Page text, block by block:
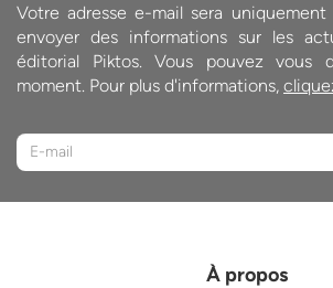
Votre adresse e-mail sera
envoyer des informations sur les
éditorial Piktos. Vous pouvez vous
moment. Pour plus d'informations,
À propos